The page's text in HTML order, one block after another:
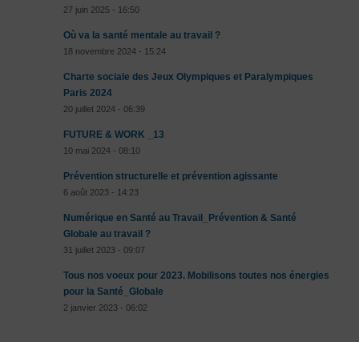
27 juin 2025 - 16:50
Où va la santé mentale au travail ?
18 novembre 2024 - 15:24
Charte sociale des Jeux Olympiques et Paralympiques
Paris 2024
20 juillet 2024 - 06:39
FUTURE & WORK _13
10 mai 2024 - 08:10
Prévention structurelle et prévention agissante
6 août 2023 - 14:23
Numérique en Santé au Travail_Prévention & Santé
Globale au travail ?
31 juillet 2023 - 09:07
Tous nos voeux pour 2023. Mobilisons toutes nos énergies
pour la Santé_Globale
2 janvier 2023 - 06:02